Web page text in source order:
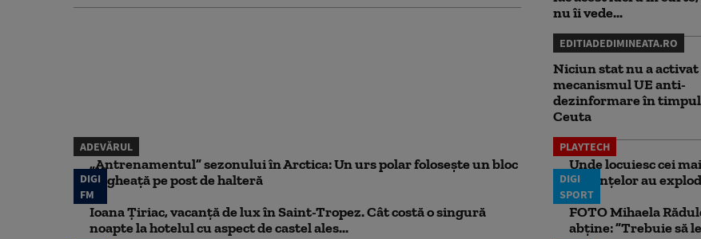
nu îi vede...
EDITIADEDIMINEATA.RO
Niciun stat nu a activat
mecanismul UE anti-
dezinformare în
Ceuta
ADEVĂRUL
„Antrenamentul” sezonului în Arctica: Un urs polar folosește un bloc
de gheață pe post de halteră
PLAYTECH
Unde locuiesc cei
locuințelor au
DIGI
FM
Ioana Țiriac, vacanță de lux în Saint-Tropez. Cât costă o singură
noapte la hotelul cu aspect de castel ales...
DIGI
SPORT
FOTO Mihaela
abține: ”Trebuie să